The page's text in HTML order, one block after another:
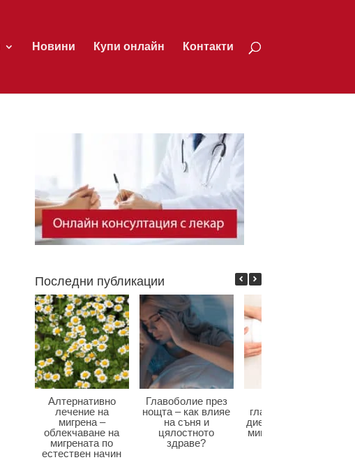
Новини Купи онлайн Контакти
Последни публикации
Алтернативно
лечение на
мигрена –
облекчаване на
мигрената по
естествен начин
Главоболие през
нощта – как влияе
на съня и
цялостното
здраве?
главоболие – как
диетата влияе при
мигрена и болки в